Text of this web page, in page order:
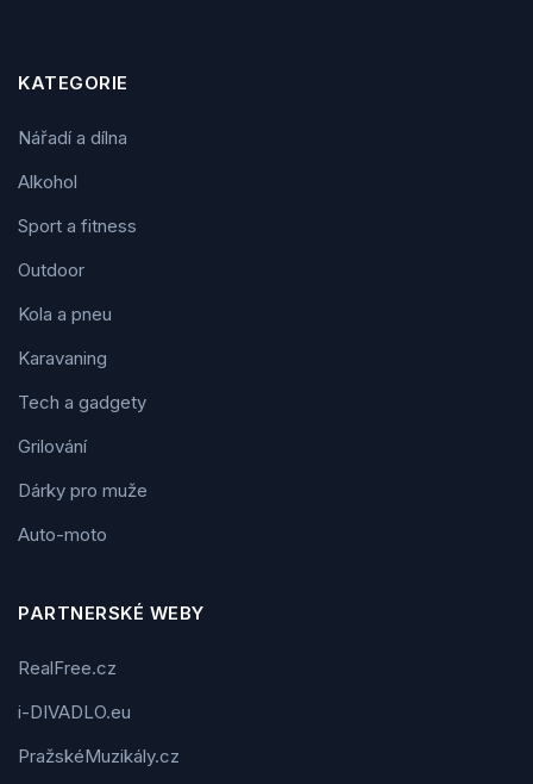
KATEGORIE
Nářadí a dílna
Alkohol
Sport a fitness
Outdoor
Kola a pneu
Karavaning
Tech a gadgety
Grilování
Dárky pro muže
Auto-moto
PARTNERSKÉ WEBY
RealFree.cz
i-DIVADLO.eu
PražskéMuzikály.cz